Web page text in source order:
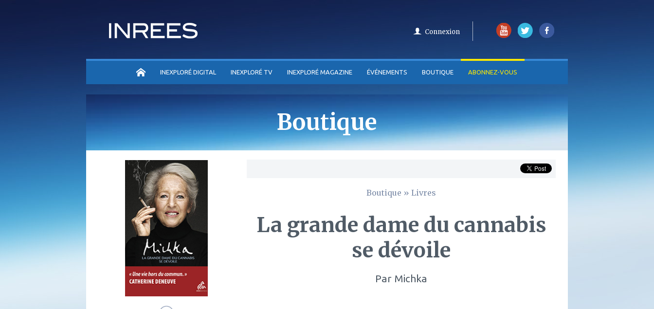
Connexion
ACCUEILINEXPLORÉ DIGITAL INEXPLORÉ TV INEXPLORÉ MAGAZINE ÉVÉNEMENTS BOUTIQUE ABONNEZ-VOUS
Boutique
Boutique » Livres
La grande dame du cannabis
se dévoile
Par Michka